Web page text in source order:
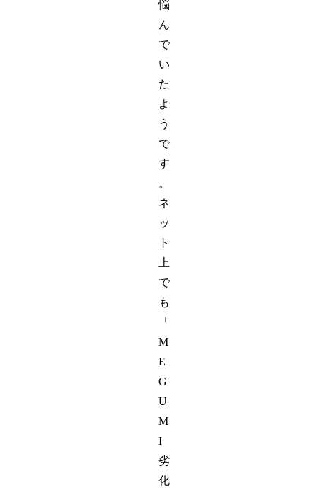
悩
ん
で
い
た
よ
う
で
す
。
ネ
ッ
ト
上
で
も
「
M
E
G
U
M
I
劣
化